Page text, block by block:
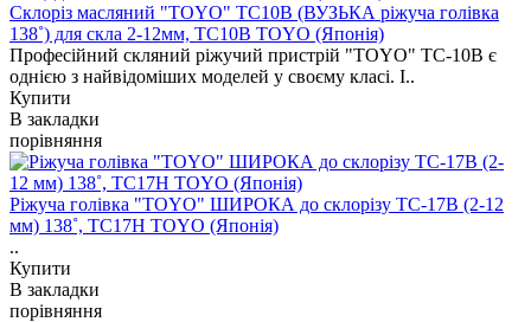
Склоріз масляний "TOYO" TC10B (ВУЗЬКА ріжуча голівка
138˚) для скла 2-12мм, TC10B TOYO (Японія)
Професійний скляний ріжучий пристрій "TOYO" TC-10B є
однією з найвідоміших моделей у своєму класі. І..
Купити
В закладки
порівняння
Ріжуча голівка "TOYO" ШИРОКА до склорізу TC-17B (2-12
мм) 138˚, TC17H TOYO (Японія)
..
Купити
В закладки
порівняння